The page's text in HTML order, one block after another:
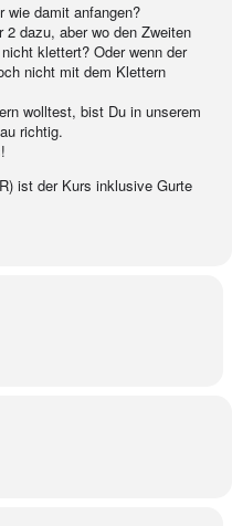
wie damit anfangen?
dazu, aber wo den Zweiten
klettert? Oder wenn der
nicht mit dem Klettern
wolltest, bist Du in unserem
richtig.
ist der Kurs inklusive Gurte